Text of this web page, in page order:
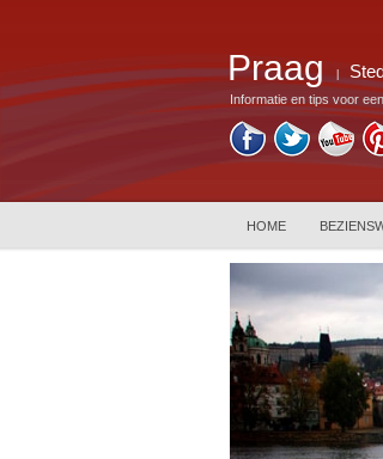
Praag
Informatie en tips voor
HOME